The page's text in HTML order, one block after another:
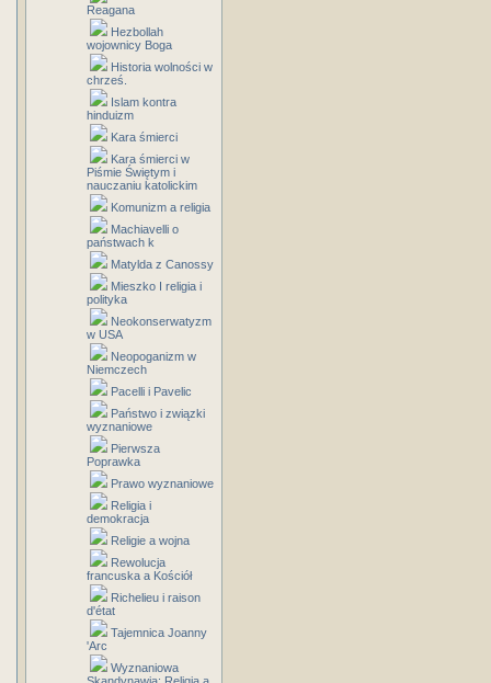
Reagana
Hezbollah
wojownicy Boga
Historia wolności w
chrześ.
Islam kontra
hinduizm
Kara śmierci
Kara śmierci w
Piśmie Świętym i
nauczaniu katolickim
Komunizm a religia
Machiavelli o
państwach k
Matylda z Canossy
Mieszko I religia i
polityka
Neokonserwatyzm
w USA
Neopoganizm w
Niemczech
Pacelli i Pavelic
Państwo i związki
wyznaniowe
Pierwsza
Poprawka
Prawo wyznaniowe
Religia i
demokracja
Religie a wojna
Rewolucja
francuska a Kościół
Richelieu i raison
d'état
Tajemnica Joanny
'Arc
Wyznaniowa